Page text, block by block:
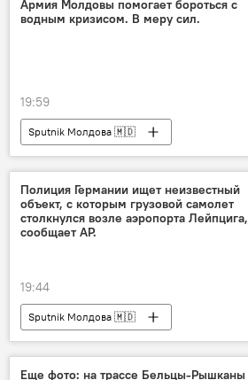
Армия Молдовы помогает бороться с
водным кризисом. В меру сил.
19:59
Sputnik Молдова 🇲🇩
Полиция Германии ищет неизвестный
объект, с которым грузовой самолет
столкнулся возле аэропорта Лейпцига,
сообщает AP.
19:44
Sputnik Молдова 🇲🇩
Еще фото: на трассе Бельцы-Рышканы